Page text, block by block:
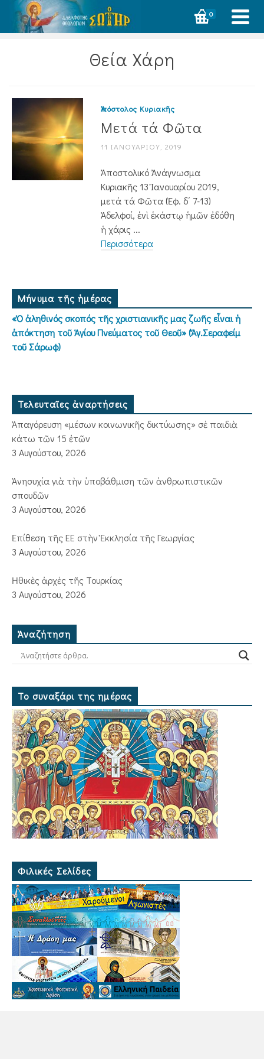
0
Θεία Χάρη
Ἀπόστολος Κυριακῆς
Μετά τά Φῶτα
11 ΙΑΝΟΥΑΡΊΟΥ, 2019
Ἀποστολικό Ἀνάγνωσμα
Κυριακῆς 13 Ἰανουαρίου 2019,
μετά τά Φῶτα (Ἐφ. δ΄ 7-13)
Ἀδελφοί, ἑνὶ ἑκάστῳ ἡμῶν ἐδόθη
ἡ χάρις ...
Περισσότερα
Μήνυμα τῆς ἡμέρας
«Ὁ ἀληθινός σκοπός τῆς χριστιανικῆς μας ζωῆς εἶναι ἡ
ἀπόκτηση τοῦ Ἁγίου Πνεύματος τοῦ Θεοῦ» (Ἅγ.Σεραφείμ
τοῦ Σάρωφ)
Τελευταῖες ἀναρτήσεις
Ἀπαγόρευση «μέσων κοινωνικῆς δικτύωσης» σὲ παιδιὰ
κάτω τῶν 15 ἐτῶν
3 Αυγούστου, 2026
Ἀνησυχία γιὰ τὴν ὑποβάθμιση τῶν ἀνθρωπιστικῶν
σπουδῶν
3 Αυγούστου, 2026
Ἐπίθεση τῆς ΕΕ στὴν Ἐκκλησία τῆς Γεωργίας
3 Αυγούστου, 2026
Ἠθικὲς ἀρχὲς τῆς Τουρκίας
3 Αυγούστου, 2026
Ἀναζήτηση
Το συναξάρι της ημέρας
Φιλικές Σελίδες